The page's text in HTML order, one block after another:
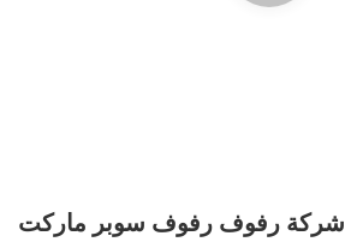
شركة رفوف رفوف سوبر ماركت